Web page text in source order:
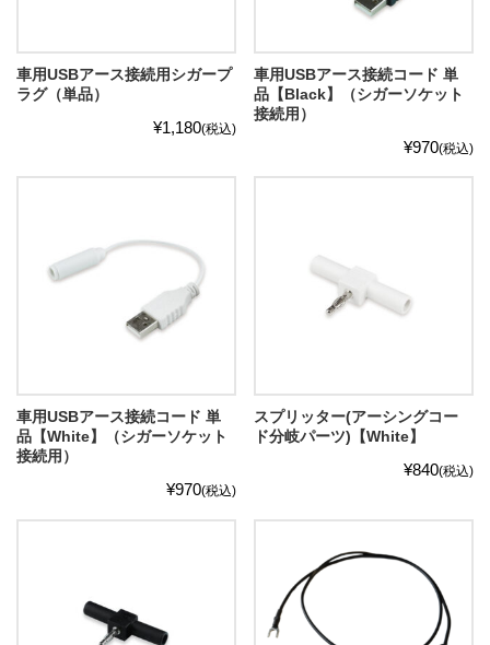
車用USBアース接続用シガープ
ラグ（単品）
¥1,180(税込)
車用USBアース接続コード 単
品【Black】（シガーソケット
接続用）
¥970(税込)
車用USBアース接続コード 単
品【White】（シガーソケット
接続用）
¥970(税込)
スプリッター(アーシングコー
ド分岐パーツ)【White】
¥840(税込)